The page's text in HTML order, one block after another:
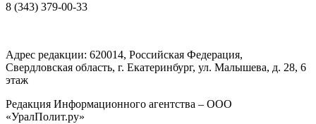
8 (343) 379-00-33
Адрес редакции: 620014, Российская Федерация,
Свердловская область, г. Екатеринбург, ул. Малышева, д. 28, 6
этаж
Редакция Информационного агентства – ООО
«УралПолит.ру»